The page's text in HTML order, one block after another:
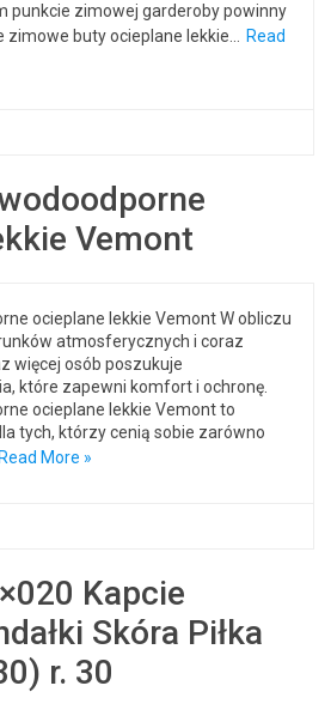
punkcie zimowej garderoby powinny
zimowe buty ocieplane lekkie…
Read
Vemont
ocieplane lekkie Vemont W obliczu
atmosferycznych i coraz
więcej osób poszukuje
które zapewni komfort i ochronę.
ocieplane lekkie Vemont to
tych, którzy cenią sobie zarówno
Read More »
Kapcie
Skóra Piłka
r. 30